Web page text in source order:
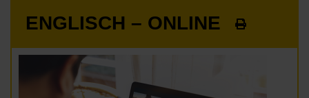
ENGLISCH – ONLINE